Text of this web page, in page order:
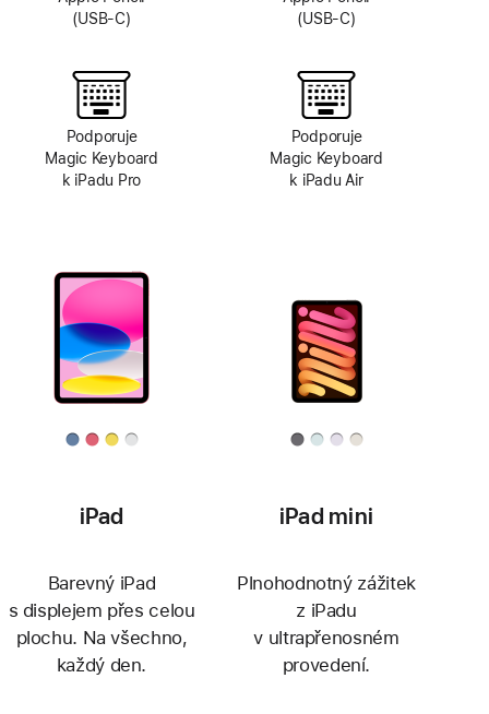
(USB‑C)
Podporuje
Magic Keyboard
k iPadu Pro
(USB‑C)
Podporuje
Magic Keyboard
k iPadu Air
iPad
Barevný iPad
s displejem přes celou
plochu. Na všechno,
každý den.
iPad mini
Plnohodnotný zážitek
z iPadu
v ultrapřenosném
provedení.